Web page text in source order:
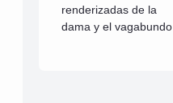
renderizadas de la
dama y el vagabundo